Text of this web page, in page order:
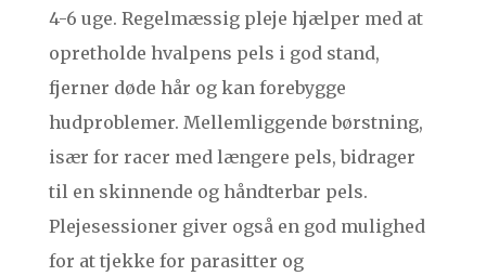
4-6 uge. Regelmæssig pleje hjælper med at
opretholde hvalpens pels i god stand,
fjerner døde hår og kan forebygge
hudproblemer. Mellemliggende børstning,
især for racer med længere pels, bidrager
til en skinnende og håndterbar pels.
Plejesessioner giver også en god mulighed
for at tjekke for parasitter og